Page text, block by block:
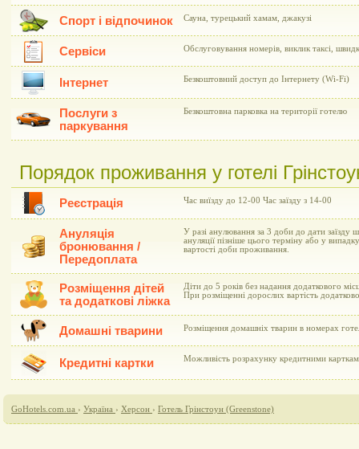
Спорт і відпочинок Сауна, турецький хамам, джакузі
Сервіси Обслуговування номерів, виклик таксі,
Інтернет Безкоштовний доступ до Інтернету (Wi-Fi)
Послуги з
паркування
Безкоштовна парковка на території готелю
Порядок проживання у готелі
Реєстрація Час виїзду до 12-00 Час заїзду з 14-00
Ануляція
бронювання /
Передоплата
У разі анулювання за 3 доби до дати заїзду
ануляції пізніше цього терміну або у
вартості доби проживання.
Розміщення дітей
та додаткові ліжка
Діти до 5 років без надання додаткового
При розміщенні дорослих вартість
Домашні тварини Розміщення домашніх тварин в номерах
Кредитні картки Можливість розрахунку кредитними
GoHotels.com.ua › Україна › Херсон › Готель Грінстоун (Greenstone)